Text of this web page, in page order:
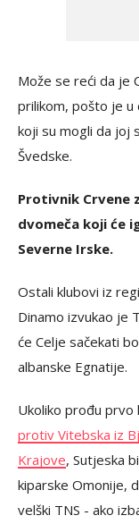
Može se reći da je
prilikom, pošto je u
koji su mogli da joj
Švedske.
Protivnik Crvene
dvomeča koji će
Severne Irske.
Ostali klubovi iz
Dinamo izvukao je
će Celje sačekati
albanske Egnatije.
Ukoliko prođu prvo
protiv Vitebska iz
Krajove, Sutjeska
kiparske Omonije,
velški TNS - ako